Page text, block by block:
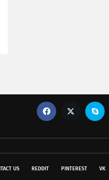
US REDDIT PINTEREST VK